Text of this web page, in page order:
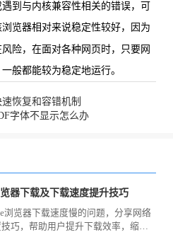
到与内核兼容性相关的错误，可
览器相对来说稳定性较好，因为
险，在面对各种网页时，只要网
般都能较为稳定地运行。
恢复和容错机制
字体不显示怎么办
器下载及下载速度提升技巧
浏览器下载速度慢的问题，分享网络
巧，帮助用户提升下载效率，缩短